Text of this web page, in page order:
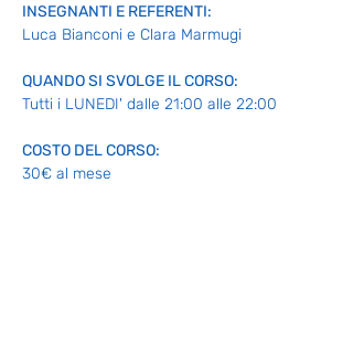
INSEGNANTI E REFERENTI:
Luca Bianconi e Clara Marmugi
QUANDO SI SVOLGE IL CORSO:
Tutti i LUNEDI' dalle 21:00 alle 22:00
COSTO DEL CORSO:
30€ al mese